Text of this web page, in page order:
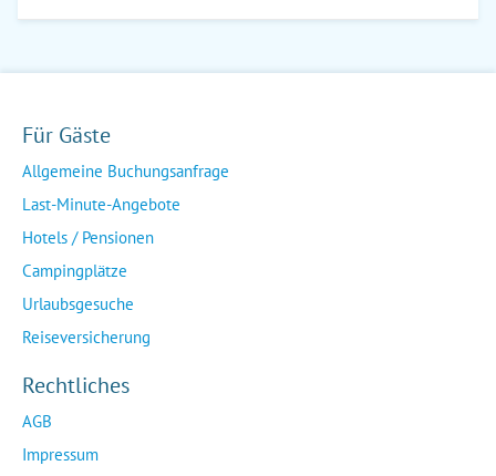
Für Gäste
Allgemeine Buchungsanfrage
Last-Minute-Angebote
Hotels / Pensionen
Campingplätze
Urlaubsgesuche
Reiseversicherung
Rechtliches
AGB
Impressum